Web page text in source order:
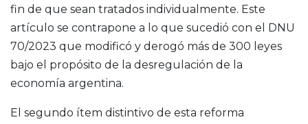
fin de que sean tratados individualmente. Este
artículo se contrapone a lo que sucedió con el DNU
70/2023 que modificó y derogó más de 300 leyes
bajo el propósito de la desregulación de la
economía argentina.
El segundo ítem distintivo de esta reforma